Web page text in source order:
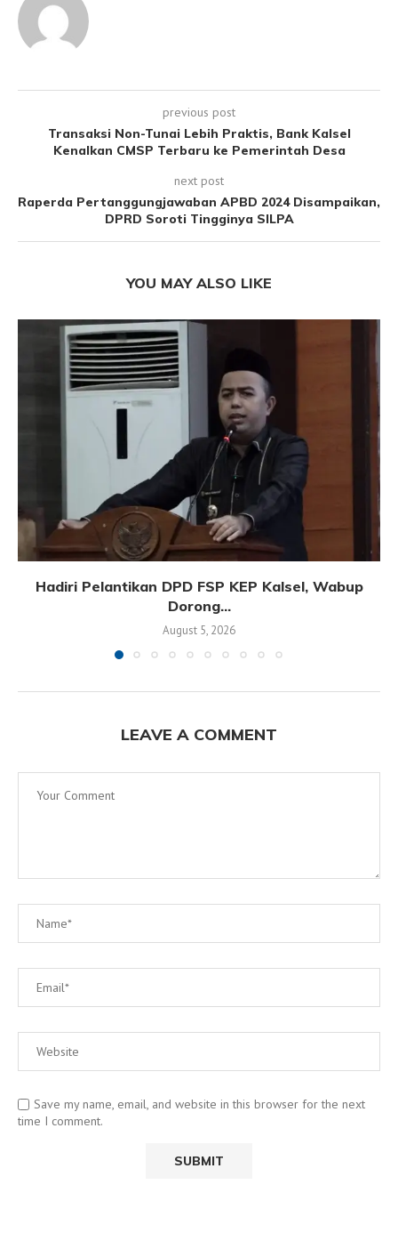
previous post
Transaksi Non-Tunai Lebih Praktis, Bank Kalsel
Kenalkan CMSP Terbaru ke Pemerintah Desa
next post
Raperda Pertanggungjawaban APBD 2024 Disampaikan,
DPRD Soroti Tingginya SILPA
YOU MAY ALSO LIKE
Hadiri Pelantikan DPD FSP KEP Kalsel, Wabup
Dorong...
August 5, 2026
LEAVE A COMMENT
Save my name, email, and website in this browser for the next
time I comment.